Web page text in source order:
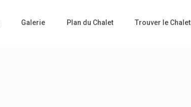
Galerie Plan du Chalet Trouver le Chalet